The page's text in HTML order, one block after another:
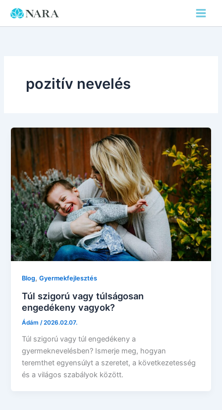
content
pozitív nevelés
Blog,Gyermekfejlesztés
Túl szigorú vagy túlságosan
engedékeny vagyok?
Ádám /2026.02.07.
Túl szigorú vagy túl engedékeny a
gyermeknevelésben? Ismerje meg, hogyan
teremthet egyensúlyt a szeretet, a következetesség
és a világos szabályok között.